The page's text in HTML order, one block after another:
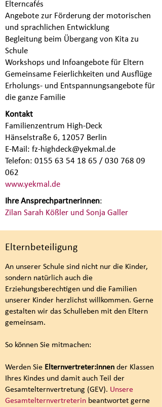
Elterncafés
Angebote zur Förderung der motorischen
und sprachlichen Entwicklung
Begleitung beim Übergang von Kita zu
Schule
Workshops und Infoangebote für Eltern
Gemeinsame Feierlichkeiten und Ausflüge
Erholungs- und Entspannungsangebote für
die ganze Familie
Kontakt
Familienzentrum High-Deck
Hänselstraße 6, 12057 Berlin
E-Mail: fz-highdeck@yekmal.de
Telefon: 0155 63 54 18 65 / 030 768 09
062
www.yekmal.de
Ihre Ansprechpartnerinnen:
Zilan Sarah Kößler und Sonja Galler
Elternbeteiligung
An unserer Schule sind nicht nur die Kinder,
sondern natürlich auch die
Erziehungsberechtigen und die Familien
unserer Kinder herzlichst willkommen. Gerne
gestalten wir das Schulleben mit den Eltern
gemeinsam.
So können Sie mitmachen:
Werden Sie Elternvertreter:innen der Klassen
Ihres Kindes und damit auch Teil der
Gesamtelternvertretung (GEV). Unsere
Gesamtelternvertreterin beantwortet gerne